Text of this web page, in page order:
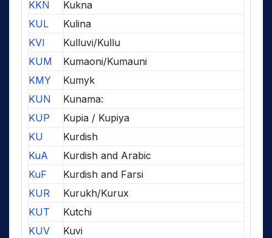
KKN
Kukna
KUL
Kulina
KVI
Kulluvi/Kullu
KUM
Kumaoni/Kumauni
KMY
Kumyk
KUN
Kunama:
KUP
Kupia / Kupiya
KU
Kurdish
KuA
Kurdish and Arabic
KuF
Kurdish and Farsi
KUR
Kurukh/Kurux
KUT
Kutchi
KUV
Kuvi